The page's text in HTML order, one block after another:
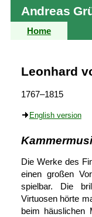
Andreas
Home
Leonhard
1767–1815
English version
Die Werke des
einen großen
spielbar. Die
Virtuosen hörte
beim häuslichen